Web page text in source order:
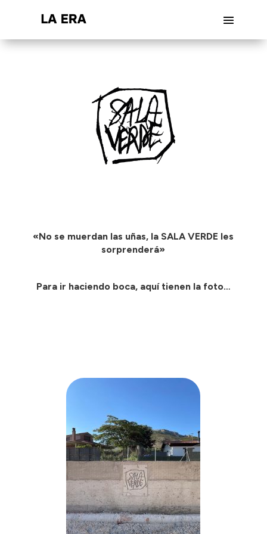
«No se muerdan las uñas, la SALA VERDE les
sorprenderá»
Para ir haciendo boca, aquí tienen la foto…